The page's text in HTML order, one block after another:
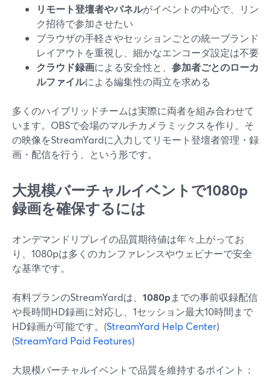
リモート登壇者やパネルがイベントの中心で、リン
ク招待で参加させたい
ブラウザの手軽さやセッションごとの統一ブランド
レイアウトを重視し、細かなエンコーダ設定は不要
クラウド録画による安全性と、 参加者ごとのローカ
ルファイルによる編集性の両立を求める
多くのハイブリッドチームは実際に両者を組み合わせて
います。OBSで会場のマルチカメラミックスを作り、そ
の映像をStreamYardに入力してリモート登壇者管理・録
画・配信を行う、という形です。
大規模バーチャルイベントで1080p
録画を確保するには
オンデマンドリプレイの品質期待値は年々上がってお
り、1080pは多くのカンファレンスやウェビナーで安全
な基準です。
有料プランのStreamYardは、 1080pまでの事前収録配信
や長時間HD録画に対応し、1セッション最大10時間まで
HD録画が可能です。(StreamYard Help Center)
(StreamYard Paid Features)
大規模バーチャルイベントで品質を維持するポイント：